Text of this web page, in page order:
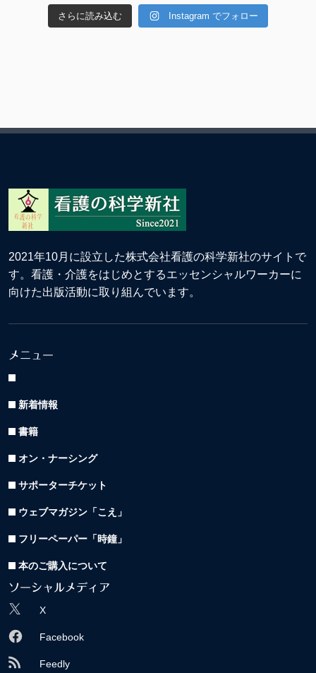
さらに読み込む Instagram でフォロー
2021年10月に設立した株式会社看護の科学新社のサイトで
す。看護・介護をはじめとするエッセンシャルワーカーに
向けた出版活動に取り組んでいます。
メニュー
新着情報
書籍
オン・ナーシング
サポーターチケット
ウェブマガジン「こえ」
フリーペーパー「時鐘」
本のご購入について
ソーシャルメディア
X
Facebook
Feedly